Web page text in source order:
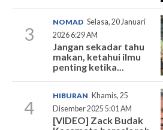
3
NOMAD Selasa, 20 Januari
2026 6:29 AM
Jangan sekadar tahu
makan, ketahui ilmu
penting ketika...
4
HIBURAN Khamis, 25
Disember 2025 5:01 AM
[VIDEO] Zack Budak